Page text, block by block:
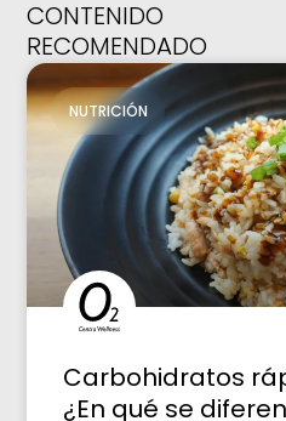
CONTENIDO
RECOMENDADO
NUTRICIÓN
Carbohidratos
¿En qué se